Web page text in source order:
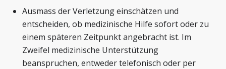
Ausmass der Verletzung einschätzen und
entscheiden, ob medizinische Hilfe sofort oder zu
einem späteren Zeitpunkt angebracht ist. Im
Zweifel medizinische Unterstützung
beanspruchen, entweder telefonisch oder per